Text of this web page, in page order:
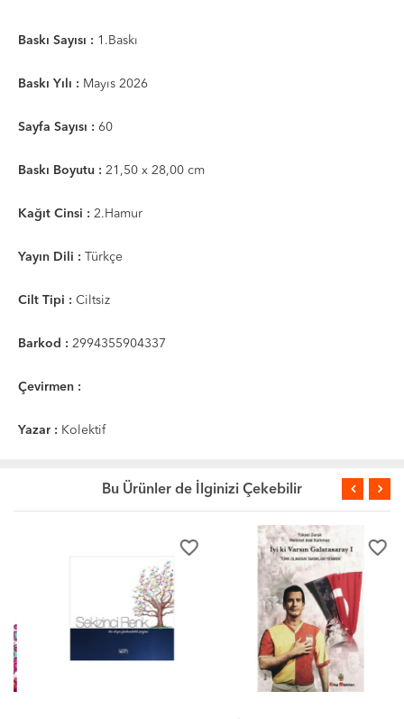
Baskı Sayısı : 1.Baskı
Baskı Yılı : Mayıs 2026
Sayfa Sayısı : 60
Baskı Boyutu : 21,50 x 28,00 cm
Kağıt Cinsi : 2.Hamur
Yayın Dili : Türkçe
Cilt Tipi : Ciltsiz
Barkod : 2994355904337
Çevirmen :
Yazar : Kolektif
Bu Ürünler de İlginizi Çekebilir
favorite_border favorite_border